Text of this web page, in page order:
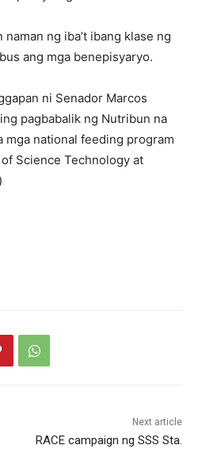
ng iba’t ibang klase ng
ang mga benepisyaryo.
ni Senador Marcos
pagbabalik ng Nutribun na
mga national feeding program
Science Technology at
Next article
RACE campaign ng SSS Sta.